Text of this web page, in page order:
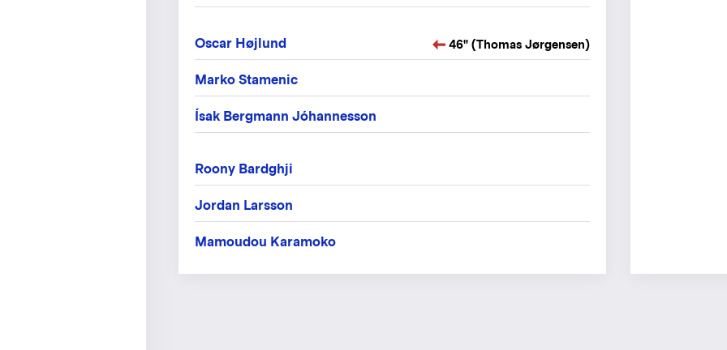
Oscar Højlund 46" (Thomas Jørgensen)
Marko Stamenic
Ísak Bergmann Jóhannesson
Roony Bardghji
Jordan Larsson
Mamoudou Karamoko